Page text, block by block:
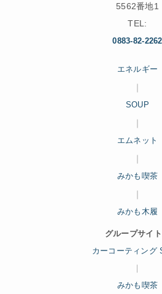
5562番地1
TEL:
0883-82-2262
エネルギー
SOUP
エムネット
みかも喫茶
みかも木履
グループサイト
カーコーティング
みかも喫茶